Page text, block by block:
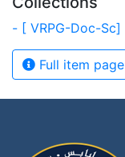
Full item page